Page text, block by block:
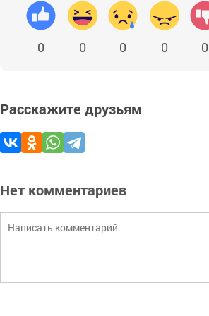
0 0 0 0 0
Расскажите друзьям
Нет комментариев